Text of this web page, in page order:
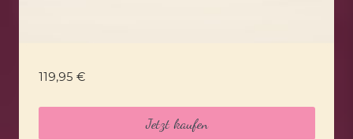
119,95 €
Jetzt kaufen